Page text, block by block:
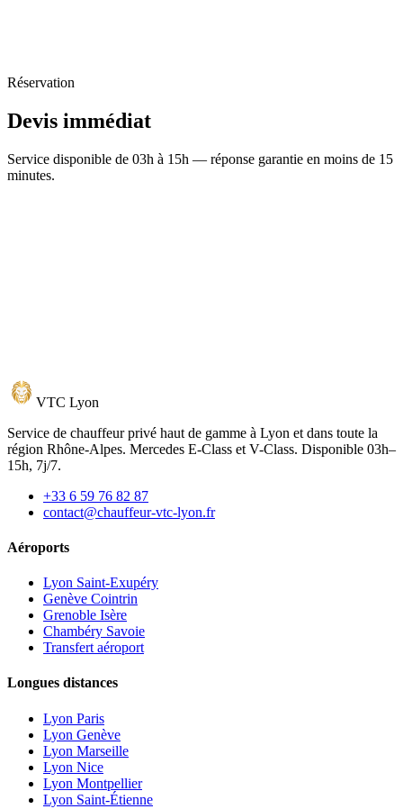
Réservation
Devis immédiat
Service disponible de 03h à 15h — réponse garantie en moins de 15
minutes.
VTC Lyon
Service de chauffeur privé haut de gamme à Lyon et dans toute la
région Rhône-Alpes. Mercedes E-Class et V-Class. Disponible 03h–
15h, 7j/7.
+33 6 59 76 82 87
contact@chauffeur-vtc-lyon.fr
Aéroports
Lyon Saint-Exupéry
Genève Cointrin
Grenoble Isère
Chambéry Savoie
Transfert aéroport
Longues distances
Lyon Paris
Lyon Genève
Lyon Marseille
Lyon Nice
Lyon Montpellier
Lyon Saint-Étienne